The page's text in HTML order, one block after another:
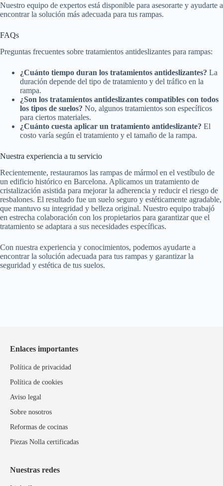
Nuestro equipo de expertos está disponible para asesorarte y ayudarte a
encontrar la solución más adecuada para tus rampas.
FAQs
Preguntas frecuentes sobre tratamientos antideslizantes para rampas:
¿Cuánto tiempo duran los tratamientos antideslizantes? La
duración depende del tipo de tratamiento y del tráfico en la
rampa.
¿Son los tratamientos antideslizantes compatibles con todos
los tipos de suelos? No, algunos tratamientos son específicos
para ciertos materiales.
¿Cuánto cuesta aplicar un tratamiento antideslizante? El
costo varía según el tratamiento y el tamaño de la rampa.
Nuestra experiencia a tu servicio
Recientemente, restauramos las rampas de mármol en el vestíbulo de
un edificio histórico en Barcelona. Aplicamos un tratamiento de
cristalización asistida para mejorar la adherencia y reducir el riesgo de
resbalones. El resultado fue un suelo seguro y estéticamente agradable,
que mantuvo su integridad y belleza original. Nuestro equipo trabajó
en estrecha colaboración con los propietarios para garantizar que el
tratamiento se adaptara a sus necesidades específicas.
Con nuestra experiencia y conocimientos, podemos ayudarte a
encontrar la solución adecuada para tus rampas y garantizar la
seguridad y estética de tus suelos.
Enlaces importantes
Política de privacidad
Política de cookies
Aviso legal
Sobre nosotros
Reformas de cocinas
Piezas Nolla certificadas
Nuestras redes